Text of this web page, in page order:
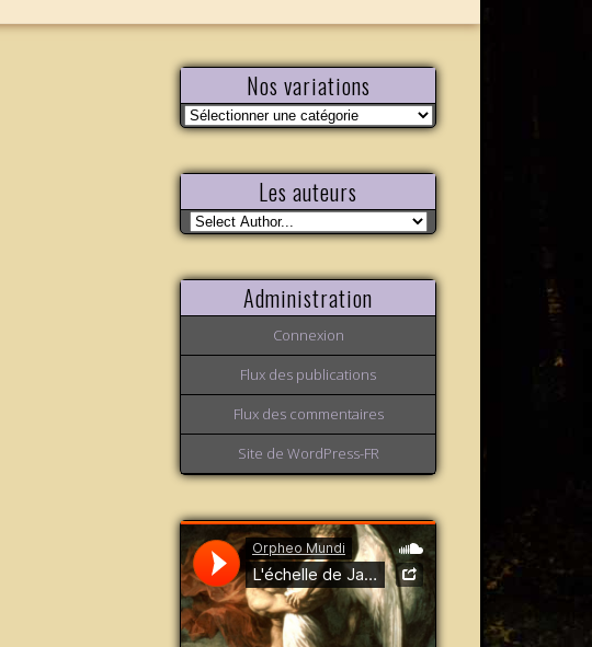
Nos variations
Nos
variations
Les auteurs
Administration
Connexion
Flux des publications
Flux des commentaires
Site de WordPress-FR